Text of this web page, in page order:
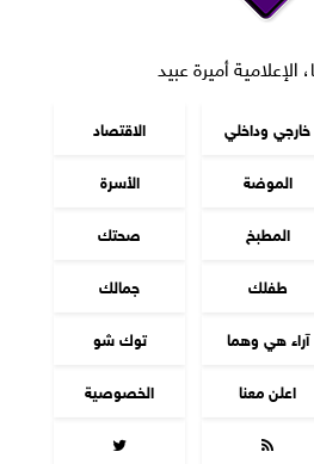
أميرة عبيد
خارجي وداخلي
الاقتصاد
الموضة
الأسرة
المطبخ
صحتك
طفلك
جمالك
آراء هي وهما
توك شو
اعلن معنا
الخصوصية

